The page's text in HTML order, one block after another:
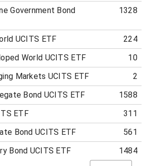
Government Bond
1328
UCITS ETF
224
World UCITS ETF
10
Markets UCITS ETF
2
Bond UCITS ETF
1588
ETF
311
Bond UCITS ETF
561
Bond UCITS ETF
1484